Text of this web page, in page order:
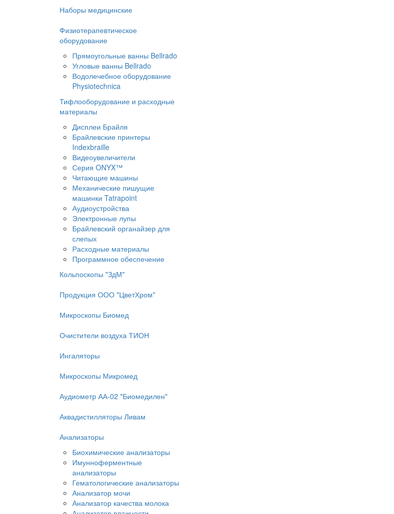
Наборы медицинские
Физиотерапевтическое
оборудование
Прямоугольные ванны Bellrado
Угловые ванны Bellrado
Водолечебное оборудование
Physiotechnica
Тифлооборудование и расходные
материалы
Дисплеи Брайля
Брайлевские принтеры
Indexbraille
Видеоувеличители
Серия ONYX™
Читающие машины
Механические пишущие
машинки Tatrapoint
Аудиоустройства
Электронные лупы
Брайлевский органайзер для
слепых
Расходные материалы
Программное обеспечение
Кольпоскопы "ЗдМ"
Продукция ООО "ЦветХром"
Микроскопы Биомед
Очистители воздуха ТИОН
Ингаляторы
Микроскопы Микромед
Аудиометр АА-02 "Биомедилен"
Аквадистилляторы Ливам
Анализаторы
Биохимические анализаторы
Имунноферментные
анализаторы
Гематологические анализаторы
Анализатор мочи
Анализатор качества молока